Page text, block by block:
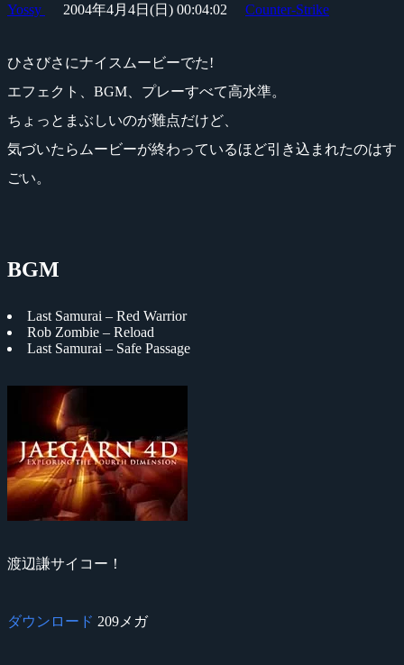
Yossy 2004年4月4日(日) 00:04:02 Counter-Strike
ひさびさにナイスムービーでた!
エフェクト、BGM、プレーすべて高水準。
ちょっとまぶしいのが難点だけど、
気づいたらムービーが終わっているほど引き込まれたのはす
ごい。
BGM
Last Samurai – Red Warrior
Rob Zombie – Reload
Last Samurai – Safe Passage
渡辺謙サイコー！
ダウンロード 209メガ